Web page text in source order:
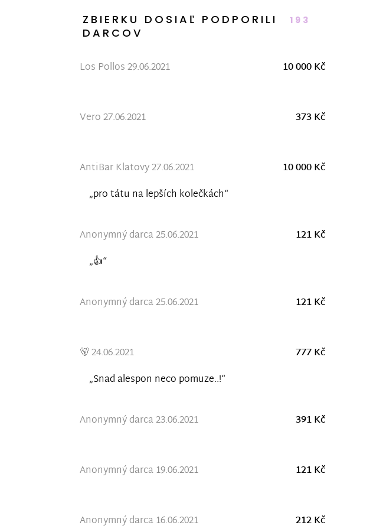
ZBIERKU DOSIAĽ PODPORILI 193
DARCOV
Los Pollos 29.06.2021 10 000 Kč
Vero 27.06.2021 373 Kč
AntiBar Klatovy 27.06.2021
10 000 Kč
„pro tátu na lepších kolečkách“
Anonymný darca 25.06.2021
121 Kč
„👍“
Anonymný darca 25.06.2021 121 Kč
🐻 24.06.2021
777 Kč
„Snad alespon neco pomuze..!“
Anonymný darca 23.06.2021 391 Kč
Anonymný darca 19.06.2021 121 Kč
Anonymný darca 16.06.2021 212 Kč